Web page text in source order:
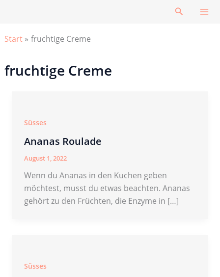
Suchen
Start fruchtige Creme
fruchtige Creme
Süsses
Ananas Roulade
August 1, 2022
Wenn du Ananas in den Kuchen geben
möchtest, musst du etwas beachten. Ananas
gehört zu den Früchten, die Enzyme in […]
Süsses